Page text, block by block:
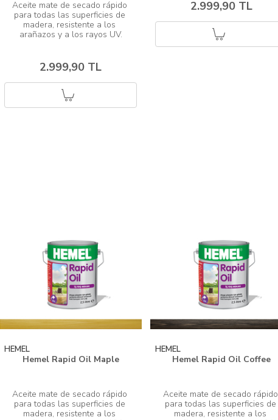
Aceite mate de secado rápido
para todas las superficies de
madera, resistente a los
2.999,90 TL
2.999,90 TL
HEMEL
Hemel Rapid Oil Maple
Aceite mate de secado rápido
para todas las superficies de
madera, resistente a los
HEMEL
Hemel Rapid Oil Coffee
Aceite mate de secado rápido
para todas las superficies de
madera, resistente a los